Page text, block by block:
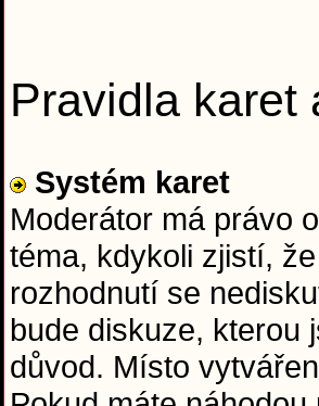
Pravidla karet
Systém karet
Moderátor má právo
téma, kdykoli zjistí,
rozhodnutí se
bude diskuze, kterou
důvod. Místo